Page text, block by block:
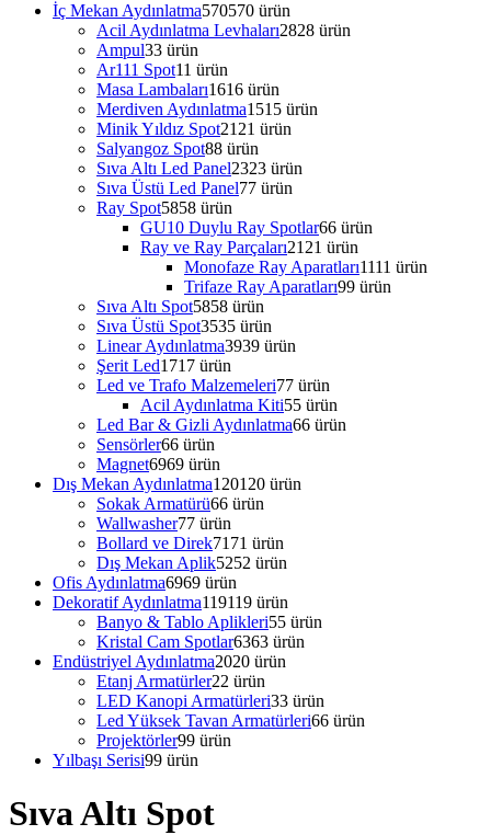
İç Mekan Aydınlatma570570 ürün
Acil Aydınlatma Levhaları2828 ürün
Ampul33 ürün
Ar111 Spot11 ürün
Masa Lambaları1616 ürün
Merdiven Aydınlatma1515 ürün
Minik Yıldız Spot21 21 ürün
Salyangoz Spot88 ürün
Sıva Altı Led Panel2323 ürün
Sıva Üstü Led Panel77 ürün
Ray Spot5858 ürün
GU10 Duylu Ray Spotlar66 ürün
Ray ve Ray Parçaları21 21 ürün
Monofaze Ray Aparatları1111 ürün
Trifaze Ray Aparatları99 ürün
Sıva Altı Spot5858 ürün
Sıva Üstü Spot3535 ürün
Linear Aydınlatma3939 ürün
Şerit Led1717 ürün
Led ve Trafo Malzemeleri77 ürün
Acil Aydınlatma Kiti55 ürün
Led Bar & Gizli Aydınlatma66 ürün
Sensörler66 ürün
Magnet6969 ürün
Dış Mekan Aydınlatma120120 ürün
Sokak Armatürü66 ürün
Wallwasher77 ürün
Bollard ve Direk71 71 ürün
Dış Mekan Aplik5252 ürün
Ofis Aydınlatma6969 ürün
Dekoratif Aydınlatma119119 ürün
Banyo & Tablo Aplikleri55 ürün
Kristal Cam Spotlar6363 ürün
Endüstriyel Aydınlatma2020 ürün
Etanj Armatürler22 ürün
LED Kanopi Armatürleri33 ürün
Led Yüksek Tavan Armatürleri66 ürün
Projektörler99 ürün
Yılbaşı Serisi99 ürün
Sıva Altı Spot